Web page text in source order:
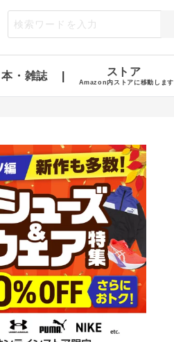
本・雑誌 ストア
Amazon内ストアに移動します